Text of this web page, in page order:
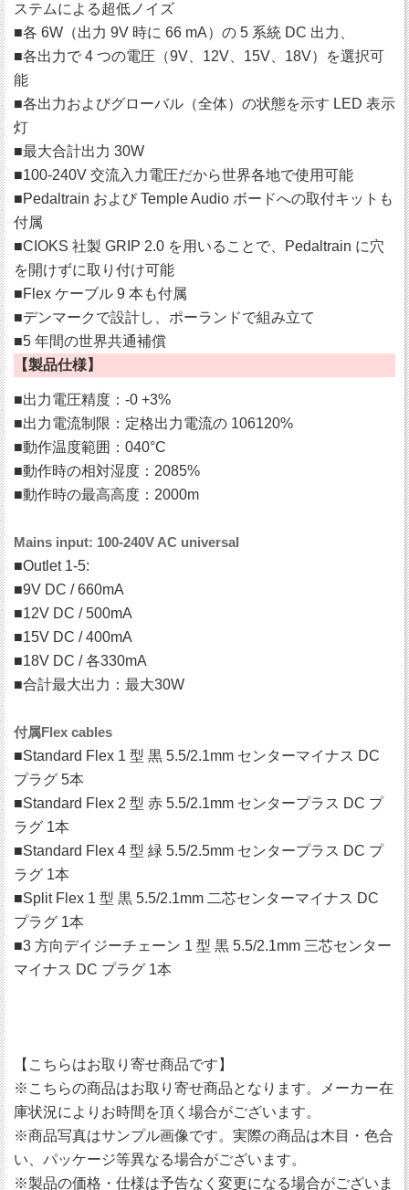
ステムによる超低ノイズ
■各 6W（出力 9V 時に 66 mA）の 5 系統 DC 出力、
■各出力で 4 つの電圧（9V、12V、15V、18V）を選択可
能
■各出力およびグローバル（全体）の状態を示す LED 表示
灯
■最大合計出力 30W
■100-240V 交流入力電圧だから世界各地で使用可能
■Pedaltrain および Temple Audio ボードへの取付キットも
付属
■CIOKS 社製 GRIP 2.0 を用いることで、Pedaltrain に穴
を開けずに取り付け可能
■Flex ケーブル 9 本も付属
■デンマークで設計し、ポーランドで組み立て
■5 年間の世界共通補償
【製品仕様】
■出力電圧精度：-0 +3%
■出力電流制限：定格出力電流の 106120%
■動作温度範囲：040°C
■動作時の相対湿度：2085%
■動作時の最高高度：2000m
Mains input: 100-240V AC universal
■Outlet 1-5:
■9V DC / 660mA
■12V DC / 500mA
■15V DC / 400mA
■18V DC / 各330mA
■合計最大出力：最大30W
付属Flex cables
■Standard Flex 1 型 黒 5.5/2.1mm センターマイナス DC
プラグ 5本
■Standard Flex 2 型 赤 5.5/2.1mm センタープラス DC プ
ラグ 1本
■Standard Flex 4 型 緑 5.5/2.5mm センタープラス DC プ
ラグ 1本
■Split Flex 1 型 黒 5.5/2.1mm 二芯センターマイナス DC
プラグ 1本
■3 方向デイジーチェーン 1 型 黒 5.5/2.1mm 三芯センター
マイナス DC プラグ 1本
【こちらはお取り寄せ商品です】
※こちらの商品はお取り寄せ商品となります。メーカー在
庫状況によりお時間を頂く場合がございます。
※商品写真はサンプル画像です。実際の商品は木目・色合
い、パッケージ等異なる場合がございます。
※製品の価格・仕様は予告なく変更になる場合がございま